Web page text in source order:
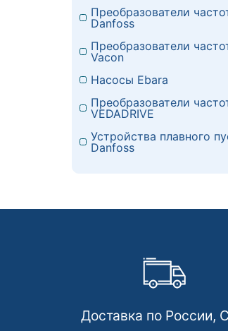
Преобразователи
Danfoss
Преобразователи
Vacon
Насосы Ebara
Преобразователи
VEDADRIVE
Устройства плавного
Danfoss
Доставка по России,